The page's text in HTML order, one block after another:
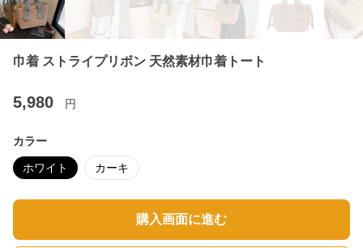
巾着 ストライプリボン 天然素材巾着トート
5,980 円
カラー
ホワイト カーキ
購入画面に進む